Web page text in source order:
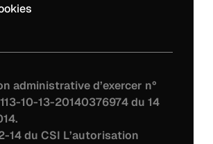
administrative d’exercer n°
10-13-20140376974 du 14
14 du CSI L’autorisation